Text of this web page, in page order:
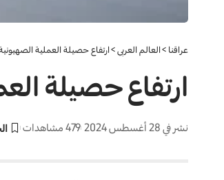
عراقنا >العالم العربي>ارتفاع حصيلة العملية
ارتفاع حصيلة
نشر في 28 أغسطس 2024 479 مشاهدات